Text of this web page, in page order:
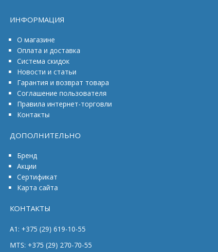
ИНФОРМАЦИЯ
О магазине
Оплата и доставка
Система скидок
Новости и статьи
Гарантия и возврат товара
Соглашение пользователя
Правила интернет-торговли
Контакты
ДОПОЛНИТЕЛЬНО
Бренд
Акции
Сертификат
Карта сайта
КОНТАКТЫ
A1: +375 (29) 619-10-55
MTS: +375 (29) 270-70-55